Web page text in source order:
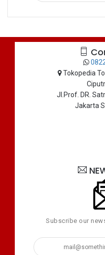
Tokopedia
Jl.Prof. DR.
Jakarta
Subscribe our